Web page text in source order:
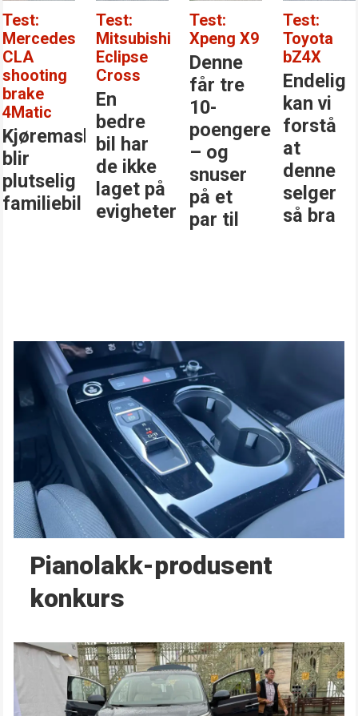
Test:
Mercedes
CLA
shooting
brake
4Matic
Kjøremaskinen
blir
plutselig
familiebil
Test:
Mitsubishi
Eclipse
Cross
En
bedre
bil har
de ikke
laget på
evigheter
Test:
Xpeng X9
Denne
får tre
10-
poengere
– og
snuser
på et
par til
Test:
Toyota
bZ4X
Endelig
kan vi
forstå
at
denne
selger
så bra
Pianolakk-produsent
konkurs